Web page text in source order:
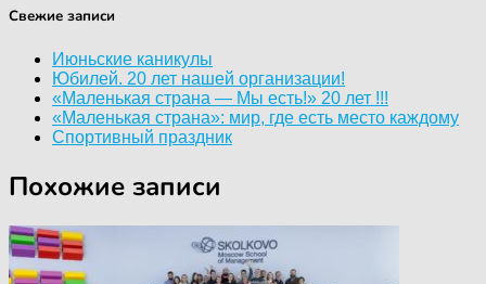
Свежие записи
Июньские каникулы
Юбилей. 20 лет нашей организации!
«Маленькая страна — Мы есть!» 20 лет !!!
«Маленькая страна»: мир, где есть место каждому
Спортивный праздник
Похожие записи